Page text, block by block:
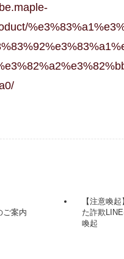
ご案内
【注意喚
た詐欺
喚起